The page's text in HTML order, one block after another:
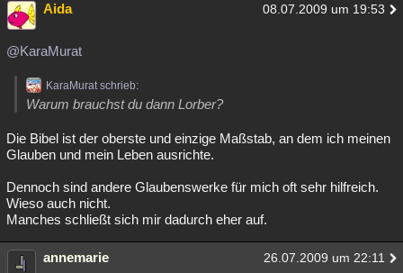
Aida 08.07.2009 um 19:53
@KaraMurat
KaraMurat schrieb:
Warum brauchst du dann Lorber?
Die Bibel ist der oberste und einzige Maßstab, an dem ich meinen
Glauben und mein Leben ausrichte.
Dennoch sind andere Glaubenswerke für mich oft sehr hilfreich.
Wieso auch nicht.
Manches schließt sich mir dadurch eher auf.
annemarie 26.07.2009 um 22:11